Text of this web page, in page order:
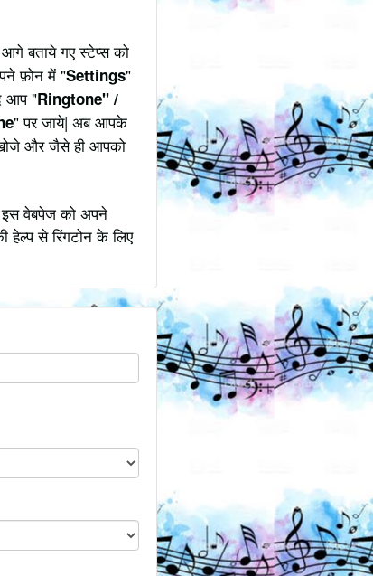
बताये गए स्टेप्स को
फ़ोन में "Settings"
आप "Ringtone" /
" पर जाये| अब आपके
खोजे और जैसे ही आपको
वेबपेज को अपने
हेल्प से रिंगटोन के लिए